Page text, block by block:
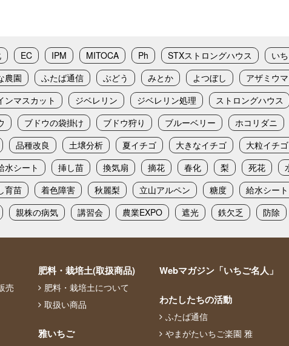
EC IPM MITOCA Ph STXストロングハウス い
農園
ふたば通信 ぶどう みとか よつぼし アザミウマ
ンマスカット
ジベレリン ジベレリン処理 ストロングハウス
ブドウの袋掛け ブドウ狩り ブルーベリー ホコリダニ
品種改良 土壌分析 夏イチゴ 大きなイチゴ 大粒イチゴ
水シート
挿し苗 換気扇 摘花 春化 梨 死花
育苗
着色障害 秋麗梨 立山アルペン 糖度 給水シート
親株の病気 講習会 農業EXPO 遮光 鉄欠乏 防除
売
肥料・栽培土(取扱商品)
肥料・栽培土について
取扱い商品
雅いちご
Webマガジン「いちご名人」
わたしたちの活動
ふたば通信
やまがたいちご楽園 雅